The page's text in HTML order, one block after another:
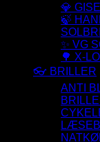
💎
🍃
✨ VG
🌳 X-
👓 BRILLER
ANTI